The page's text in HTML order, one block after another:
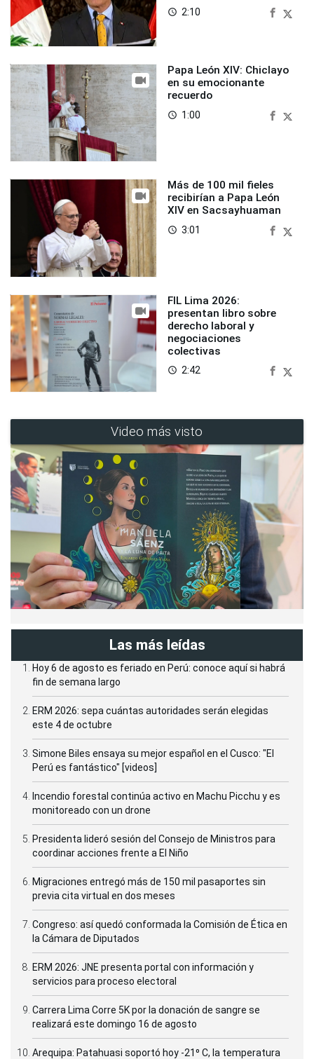
access_time 2:10
Papa León XIV: Chiclayo
en su emocionante
recuerdo
access_time 1:00
Más de 100 mil fieles
recibirían a Papa León
XIV en Sacsayhuaman
access_time 3:01
FIL Lima 2026:
presentan libro sobre
derecho laboral y
negociaciones
colectivas
access_time 2:42
Video más visto
Las más leídas
Hoy 6 de agosto es feriado en Perú: conoce aquí si habrá
fin de semana largo
ERM 2026: sepa cuántas autoridades serán elegidas
este 4 de octubre
Simone Biles ensaya su mejor español en el Cusco: "El
Perú es fantástico" [videos]
Incendio forestal continúa activo en Machu Picchu y es
monitoreado con un drone
Presidenta lideró sesión del Consejo de Ministros para
coordinar acciones frente a El Niño
Migraciones entregó más de 150 mil pasaportes sin
previa cita virtual en dos meses
Congreso: así quedó conformada la Comisión de Ética en
la Cámara de Diputados
ERM 2026: JNE presenta portal con información y
servicios para proceso electoral
Carrera Lima Corre 5K por la donación de sangre se
realizará este domingo 16 de agosto
Arequipa: Patahuasi soportó hoy -21⁰ C, la temperatura